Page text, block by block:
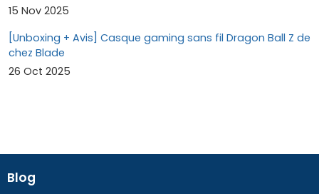
15 Nov 2025
[Unboxing + Avis] Casque gaming sans fil Dragon Ball Z de
chez Blade
26 Oct 2025
Blog